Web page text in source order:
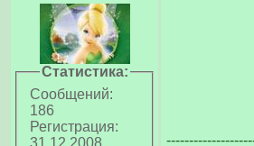
Статистика:
Сообщений:
186
Регистрация: